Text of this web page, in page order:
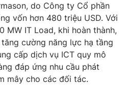
do Công ty Cổ phần
vốn hơn 480 triệu USD. Với
MW IT Load, khi hoàn thành,
cường năng lực hạ tầng
cấp dịch vụ ICT quy mô
đáp ứng nhu cầu phát
mây cho các đối tác.